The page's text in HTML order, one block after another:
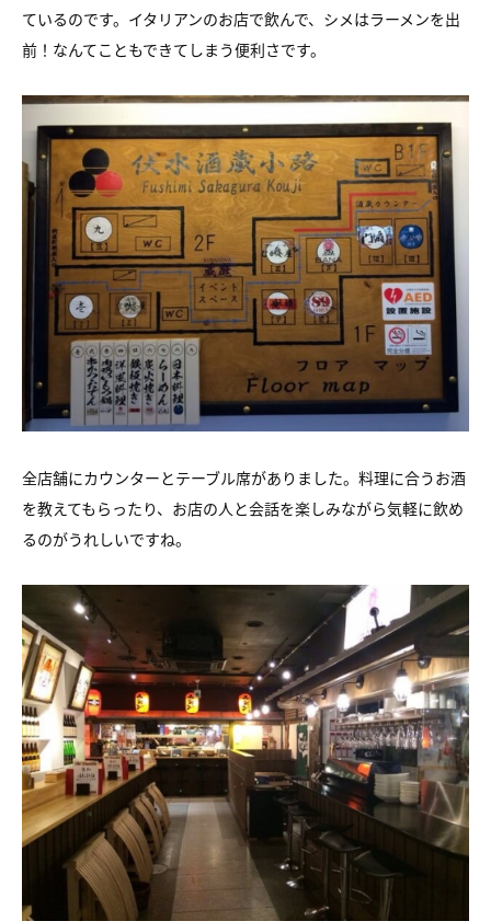
ているのです。イタリアンのお店で飲んで、シメはラーメンを出
前！なんてこともできてしまう便利さです。
全店舗にカウンターとテーブル席がありました。料理に合うお酒
を教えてもらったり、お店の人と会話を楽しみながら気軽に飲め
るのがうれしいですね。